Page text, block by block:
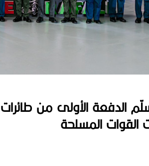
الدفعة الأولى من
القوات المسلحة